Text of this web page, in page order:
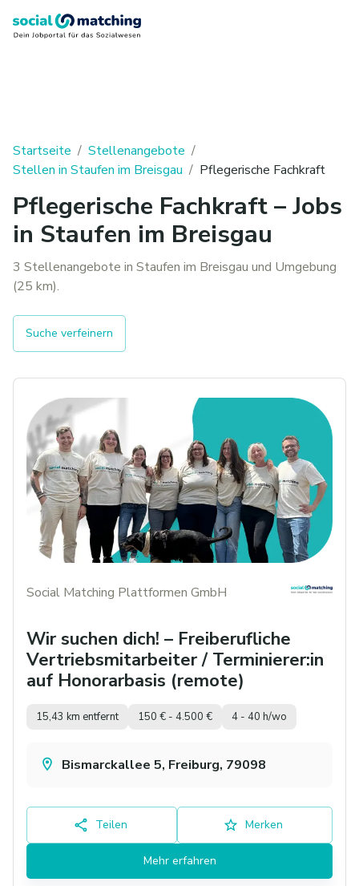
Startseite / Stellenangebote /
Stellen in Staufen im Breisgau / Pflegerische Fachkraft
Pflegerische Fachkraft – Jobs
in Staufen im Breisgau
3 Stellenangebote in Staufen im Breisgau und Umgebung
(25 km).
Suche verfeinern
Social Matching Plattformen GmbH
Wir suchen dich! – Freiberufliche
Vertriebsmitarbeiter / Terminierer:in
auf Honorarbasis (remote)
15,43 km entfernt 150 € - 4.500 € 4 - 40 h/wo
Bismarckallee 5, Freiburg, 79098
Teilen Merken
Mehr erfahren